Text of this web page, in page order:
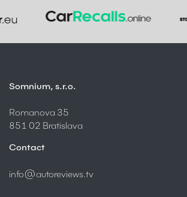
Somnium, s.r.o.
Romanova 35
851 02 Bratislava
Contact
info@autoreviews.tv